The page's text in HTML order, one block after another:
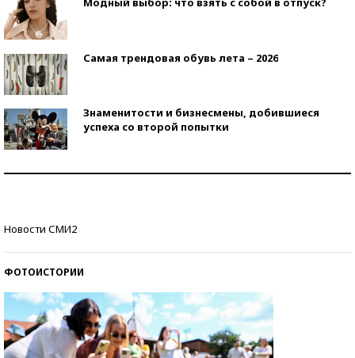
Самая трендовая обувь лета – 2026
Знаменитости и бизнесмены, добившиеся
успеха со второй попытки
Новости СМИ2
ФОТОИСТОРИИ